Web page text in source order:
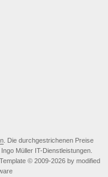
. Die durchgestrichenen Preise
Müller IT-Dienstleistungen.
© 2009-2026 by modified